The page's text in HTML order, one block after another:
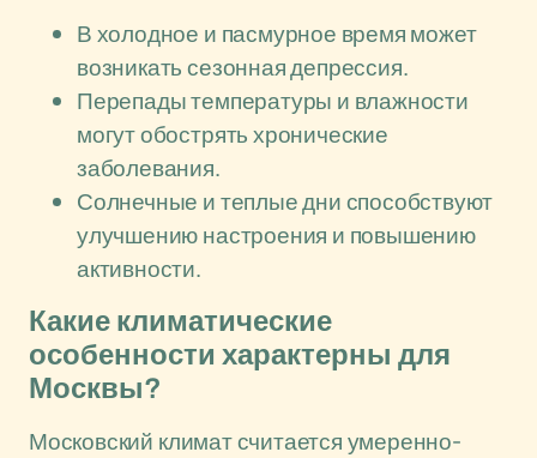
В холодное и пасмурное время может
возникать сезонная депрессия.
Перепады температуры и влажности
могут обострять хронические
заболевания.
Солнечные и теплые дни способствуют
улучшению настроения и повышению
активности.
Какие климатические
особенности характерны для
Москвы?
Московский климат считается умеренно-